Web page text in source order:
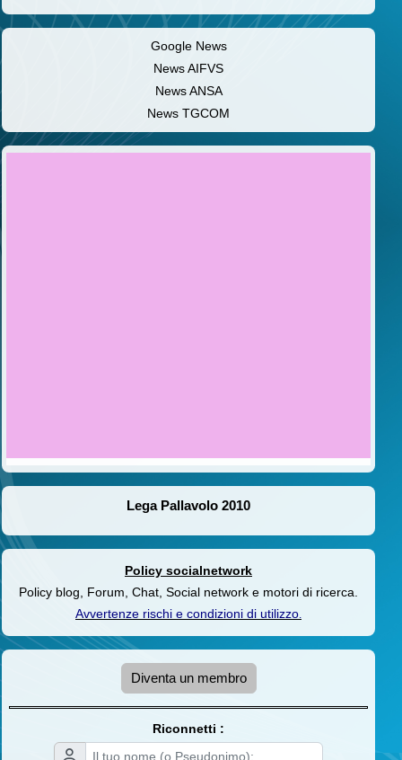
Google News
News AIFVS
News ANSA
News TGCOM
Lega Pallavolo 2010
Policy socialnetwork
Policy blog, Forum, Chat, Social network e motori di ricerca.
Avvertenze rischi e condizioni di utilizzo.
Diventa un membro
Riconnetti :